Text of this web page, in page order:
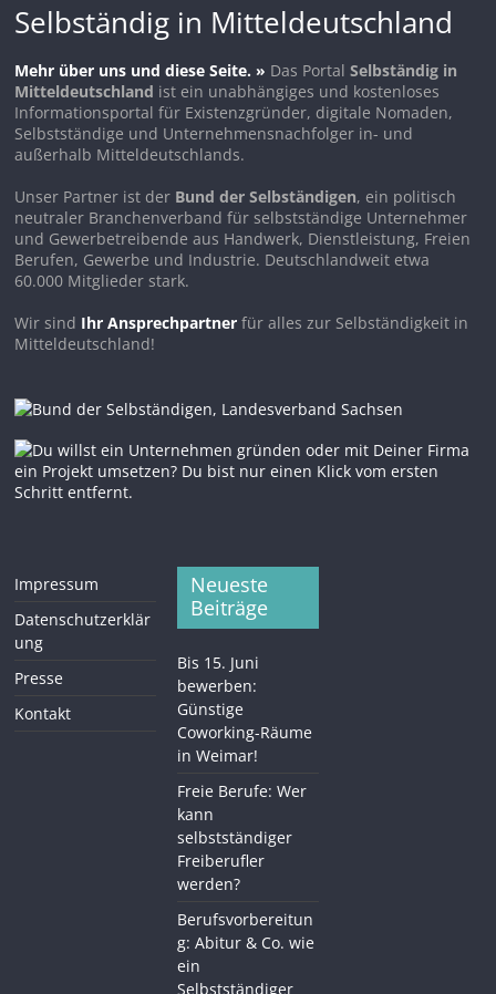
Selbständig in Mitteldeutschland
Mehr über uns und diese Seite. » Das PortalSelbständig in
Mitteldeutschland ist ein unabhängiges und kostenloses
Informationsportal für Existenzgründer, digitale Nomaden,
Selbstständige und Unternehmensnachfolger in- und
außerhalb Mitteldeutschlands.
Unser Partner ist der Bund der Selbständigen, ein politisch
neutraler Branchenverband für selbstständige Unternehmer
und Gewerbetreibende aus Handwerk, Dienstleistung, Freien
Berufen, Gewerbe und Industrie. Deutschlandweit etwa
60.000 Mitglieder stark.
Wir sind Ihr Ansprechpartner für alles zur Selbständigkeit in
Mitteldeutschland!
Impressum
Datenschutzerklär
ung
Presse
Kontakt
Neueste
Beiträge
Bis 15. Juni
bewerben:
Günstige
Coworking-Räume
in Weimar!
Freie Berufe: Wer
kann
selbstständiger
Freiberufler
werden?
Berufsvorbereitun
g: Abitur & Co. wie
ein
Selbstständiger